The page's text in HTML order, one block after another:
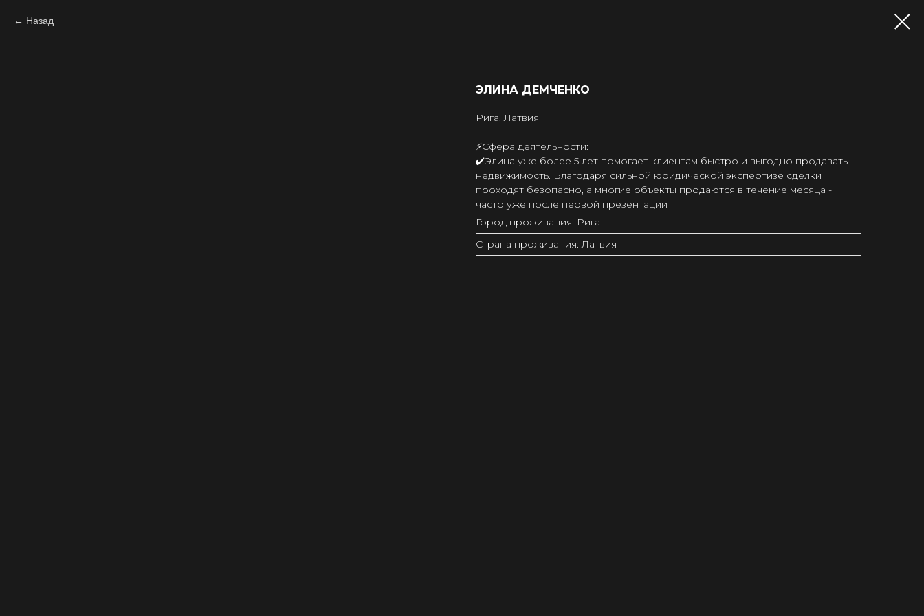
Назад
ЭЛИНА ДЕМЧЕНКО
Рига, Латвия
⚡️Сфера деятельности:
✔️Элина уже более 5 лет помогает клиентам быстро и выгодно продавать
недвижимость. Благодаря сильной юридической экспертизе сделки
проходят безопасно, а многие объекты продаются в течение месяца -
часто уже после первой презентации
Город проживания: Рига
Страна проживания: Латвия